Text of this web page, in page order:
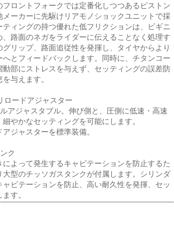
ロントフォークでは定番化しつつあるピストン
メーカーに先駆けリアモノショックユニットで採
ィングの持つ優れた低フリクションは、ビギニ
路面のネガをライダーに伝えることなく処理す
リップ、路面追従性を発揮し、タイヤからより
とフィードバックします。同時に、チタンコー
動部にストレスを与えず、セッティングの誤差防
与えます。
ロードアジャスター
アジャスタブル。伸び側と、圧側に低速・高速
やかなセッティングを可能にします。
ジャスターを標準装備。
ク
よって発生するキャビテーションを防止するた
型のチッソガスタンクが付属します。シリンダ
ビテーションを防止、高い耐久性を発揮、セッ
す。